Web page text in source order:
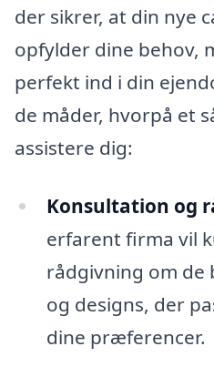
der sikrer, at din nye
opfylder dine behov,
perfekt ind i din
de måder, hvorpå et
assistere dig:
Konsultation og
erfarent firma vil
rådgivning om de
og designs, der
dine præferencer.